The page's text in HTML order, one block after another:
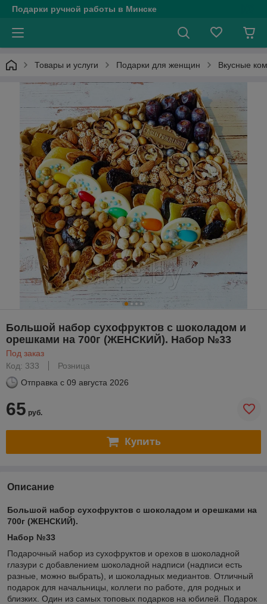
Подарки ручной работы в Минске
Товары и услуги Подарки для женщин Вкусные
Большой набор сухофруктов с шоколадом и
орешками на 700г (ЖЕНСКИЙ). Набор №33
Под заказ
Код: 333
Розница
Отправка с 09 августа 2026
65 руб.
Купить
Описание
Большой набор сухофруктов с шоколадом и орешками на
700г (ЖЕНСКИЙ).
Набор №33
Подарочный набор из сухофруктов и орехов в шоколадной
глазури с добавлением шоколадной надписи (надписи есть
разные, можно выбрать), и шоколадных медиантов. Отличный
подарок для начальницы, коллеги по работе, для родных и
близких. Один из самых топовых подарков на юбилей. Подарок